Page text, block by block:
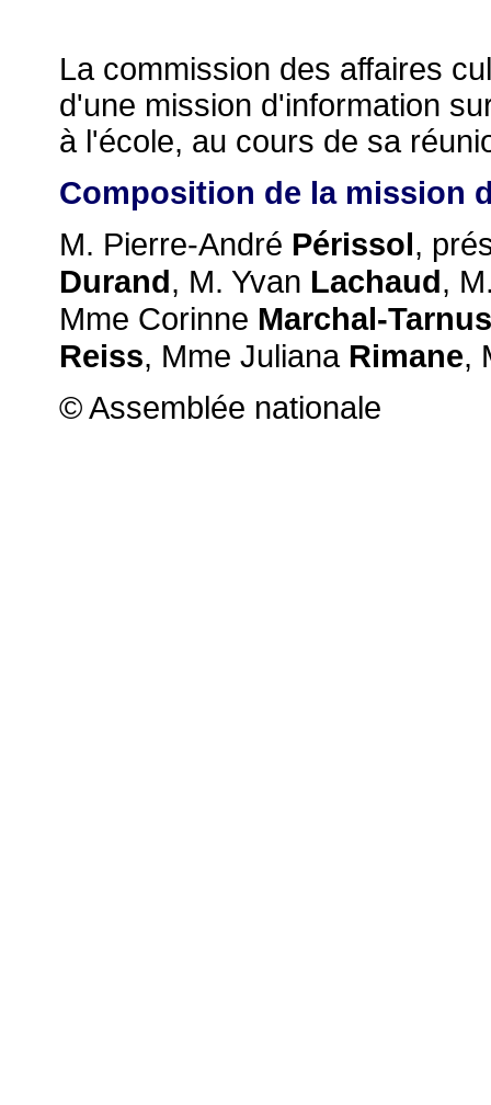
La commission des affaires
d'une mission d'information
à l'école, au cours de sa
Composition de la mission
M. Pierre-André Périssol,
Durand, M. Yvan Lachaud,
Mme Corinne Marchal-Tarnus
Reiss, Mme Juliana Rimane,
© Assemblée nationale